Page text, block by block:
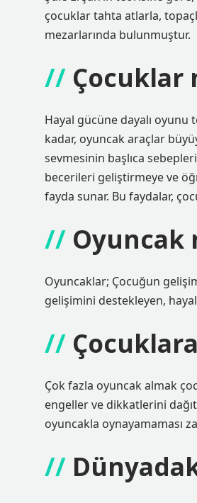
çocuklar tahta atlarla,
mezarlarında bulunmuştur.
Çocuklar
Hayal gücüne dayalı
kadar, oyuncak araçlar
sevmesinin başlıca
becerileri geliştirmeye ve
fayda sunar. Bu faydalar,
Oyuncak
Oyuncaklar; Çocuğun
gelişimini destekleyen,
Çok fazla oyuncak almak
engeller ve dikkatlerini
oyuncakla oynayamaması